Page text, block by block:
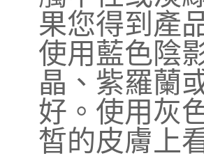
果您得到產
使用藍色陰
晶、紫羅蘭
好。使用灰
皙的皮膚上